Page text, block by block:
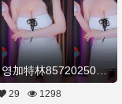
BJ그릴래영加特林85720250621Hot Dance
29 1298